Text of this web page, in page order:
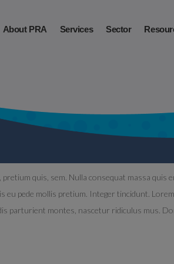
About PRA Services Sector
quis, sem. Nulla consequat massa quis
pede mollis pretium. Integer tincidunt.
parturient montes, nascetur ridiculus mus.